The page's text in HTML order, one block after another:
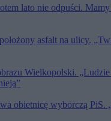
lato nie odpuści.
asfalt na ulicy.
Wielkopolski.
obietnicę wyborczą PiS.